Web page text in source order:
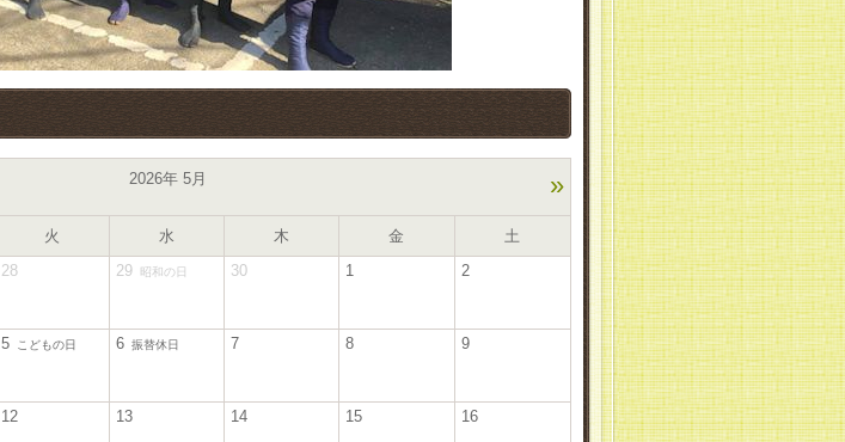
2026年 5月 »
火 水 木 金
土
28 29 昭和の日 30 1 2
5 こどもの日 6 振替休日 7 8 9
12 13 14 15 16